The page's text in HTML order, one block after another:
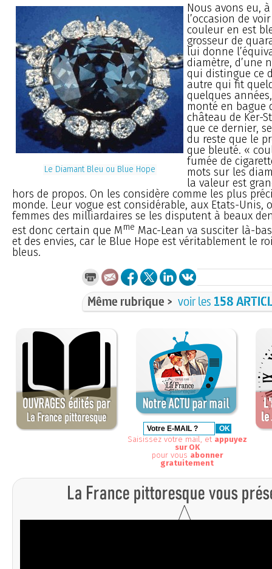
Le Diamant Bleu ou Blue Hope
Nous avons eu,
l’occasion de
couleur en est
grosseur de
lui donne
diamètre, d’une
qui distingue ce
autre qui fit
quelques
monté en
château de Ker-
que ce dernier,
du reste que le
que bleuté. «
fumée de
mots sur les
la valeur est
hors de propos. On les considère comme les plus
monde. Leur vogue est considérable, aux Etats-Unis,
femmes des milliardaires se les disputent à beaux
est donc certain que Mme Mac-Lean va susciter là-
et des envies, car le Blue Hope est véritablement le
bleus.
Même rubrique > voir les 158
Saisissez votre mail, et appuyez
sur OK
pour vous abonner
gratuitement